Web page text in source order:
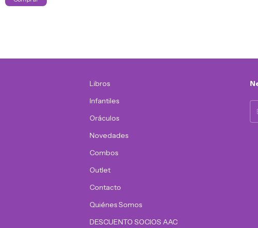
Libros
Infantiles
Oráculos
Novedades
Combos
Outlet
Contacto
Quiénes Somos
DESCUENTO SOCIOS AAC